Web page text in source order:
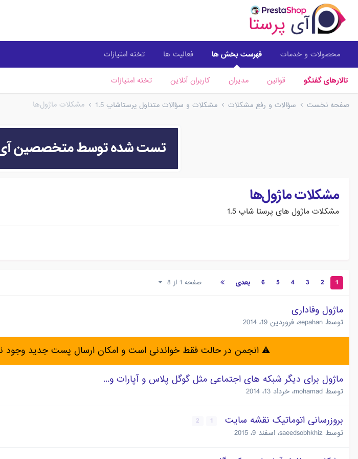
محصولات و خدمات فهرست بخش ها
تالارهای گفتگو قوانین مدیران کاربران آنلاین تخته امتیازات
فعالیت ها تخته امتیازات
صفحه نخست سؤالات و رفع مشکلات مشکلات و سؤالات متداول پرستاشاپ 1.5 مشکلات ماژول‌ها
مشکلات ماژول‌ها
مشکلات ماژول های پرستا شاپ 1.5
1
2
3
4
5
6 بعدی صفحه 1 از 8
ماژول وفاداری
توسط sepahan، فروردین 19، 2014
⚠️ انجمن در حالت فقط خواندنی است و امکان ارسال پست جدید وجود
ماژول برای دیگر شبکه های اجتماعی مثل گوگل پلاس و آپارات و...
توسط mohamad، خرداد 13، 2014
بروزرسانی اتوماتیک نقشه سایت 1
2
توسط saeedsobhkhiz، اسفند 9، 2015